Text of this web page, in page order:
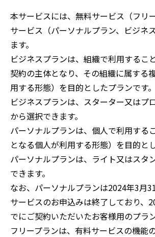
本サービスには、無料サービス（フリ
サービス（パーソナルプラン、ビジネ
ます。
ビジネスプランは、組織で利用するこ
契約の主体となり、その組織に属する
用する形態）を目的としたプランです。
ビジネスプランは、スターター又はプ
から選択できます。
パーソナルプランは、個人で利用する
となる個人が利用する形態）を目的と
パーソナルプランは、ライト又はスタ
できます。
なお、パーソナルプランは2024年3月
サービスのお申込みは終了しており、
でにご契約いただいたお客様用のプラ
フリープランは、有料サービスの機能